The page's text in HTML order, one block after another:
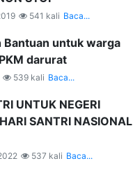
541 kali Baca...
Bantuan untuk warga
darurat
539 kali Baca...
UNTUK NEGERI
SANTRI NASIONAL
537 kali Baca...